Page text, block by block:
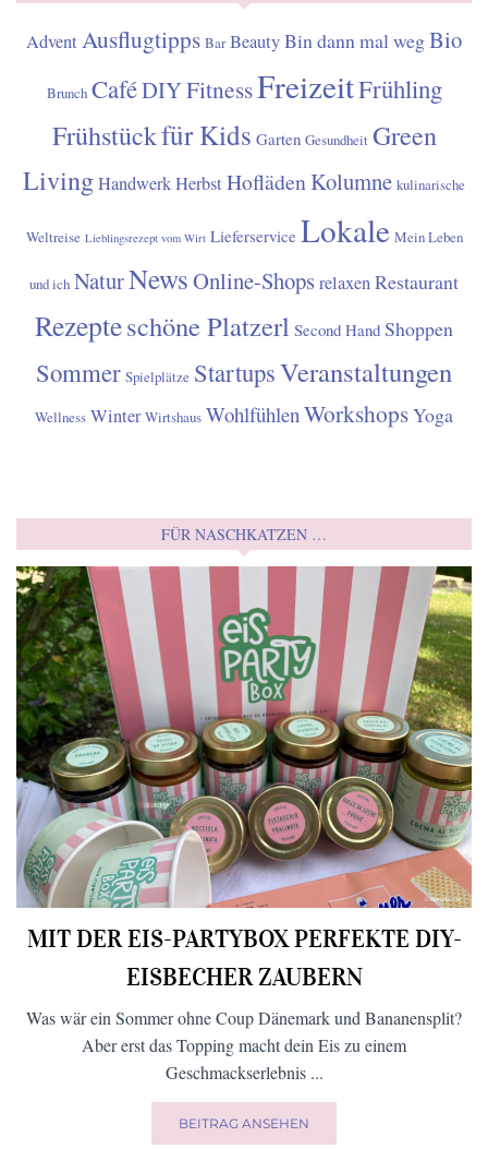
Advent Ausflugtipps Bar BeautyBin dann mal wegBio
Brunch CaféDIYFitnessFreizeitFrühling
Frühstückfür Kids Garten Gesundheit Green
LivingHandwerkHerbstHoflädenKolumne kulinarische
Weltreise Lieblingsrezept vom Wirt Lieferservice Lokale Mein Leben
und ich NaturNewsOnline-Shops relaxenRestaurant
Rezepteschöne Platzerl Second Hand Shoppen
Sommer Spielplätze StartupsVeranstaltungen
Wellness Winter Wirtshaus Wohlfühlen WorkshopsYoga
FÜR NASCHKATZEN …
MIT DER EIS-PARTYBOX PERFEKTE DIY-
EISBECHER ZAUBERN
Was wär ein Sommer ohne Coup Dänemark und Bananensplit?
Aber erst das Topping macht dein Eis zu einem
Geschmackserlebnis ...
BEITRAG ANSEHEN